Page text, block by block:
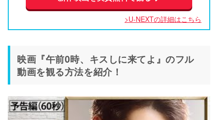
>U-NEXTの詳細はこちら
映画『午前0時、キスしに来てよ』のフル
動画を観る方法を紹介！